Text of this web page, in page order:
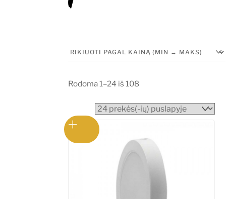
Rodoma 1–24 iš 108Rūšiuojama
kainą:
mažos
iki
didelės